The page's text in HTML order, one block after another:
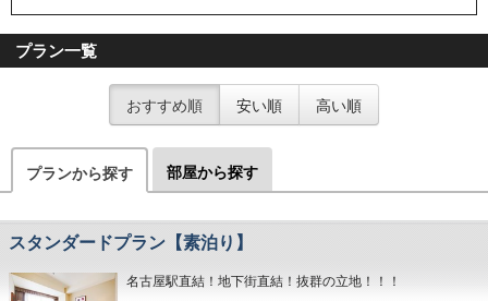
プラン一覧
おすすめ順 安い順 高い順
プランから探す 部屋から探す
スタンダードプラン【素泊り】
名古屋駅直結！地下街直結！抜群の立地！！！